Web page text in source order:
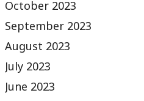
October 2023
September 2023
August 2023
July 2023
June 2023